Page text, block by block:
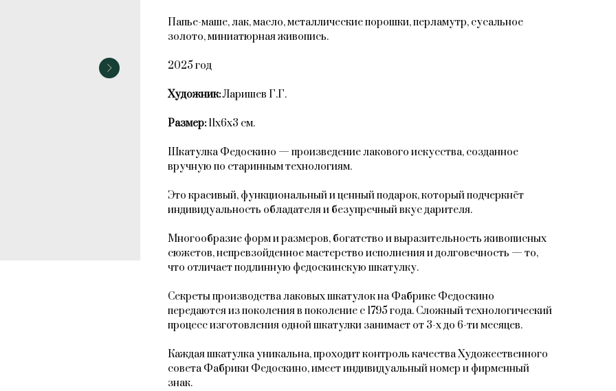
Папье-маше, лак, масло, металлические порошки, перламутр, сусальное
золото, миниатюрная живопись.
2025 год
Художник:Ларишев Г.Г.
Размер: 11х6х3 см.
Шкатулка Федоскино — произведение лакового искусства, созданное
вручную по старинным технологиям.
Это красивый, функциональный и ценный подарок, который подчеркнёт
индивидуальность обладателя и безупречный вкус дарителя.
Многообразие форм и размеров, богатство и выразительность живописных
сюжетов, непревзойденное мастерство исполнения и долговечность — то,
что отличает подлинную федоскинскую шкатулку.
Секреты производства лаковых шкатулок на Фабрике Федоскино
передаются из поколения в поколение с 1795 года. Сложный технологический
процесс изготовления одной шкатулки занимает от 3-х до 6-ти месяцев.
Каждая шкатулка уникальна, проходит контроль качества Художественного
совета Фабрики Федоскино, имеет индивидуальный номер и фирменный
знак.